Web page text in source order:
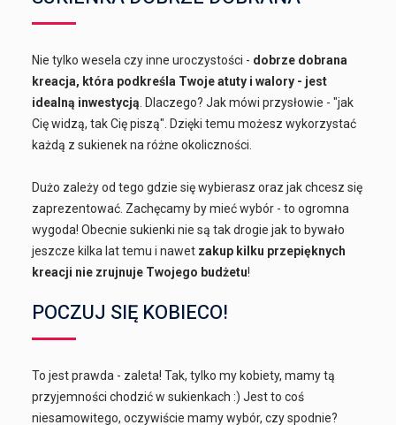
Nie tylko wesela czy inne uroczystości - dobrze dobrana
kreacja, która podkreśla Twoje atuty i walory - jest
idealną inwestycją. Dlaczego? Jak mówi przysłowie - "jak
Cię widzą, tak Cię piszą". Dzięki temu możesz wykorzystać
każdą z sukienek na różne okoliczności.
Dużo zależy od tego gdzie się wybierasz oraz jak chcesz się
zaprezentować. Zachęcamy by mieć wybór - to ogromna
wygoda! Obecnie sukienki nie są tak drogie jak to bywało
jeszcze kilka lat temu i nawet zakup kilku przepięknych
kreacji nie zrujnuje Twojego budżetu!
POCZUJ SIĘ KOBIECO!
To jest prawda - zaleta! Tak, tylko my kobiety, mamy tą
przyjemności chodzić w sukienkach :) Jest to coś
niesamowitego, oczywiście mamy wybór, czy spodnie?